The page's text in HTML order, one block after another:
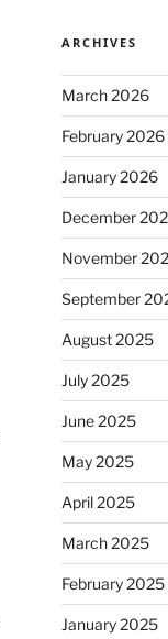
ARCHIVES
March 2026
February 2026
January 2026
December
November
September
August 2025
July 2025
June 2025
May 2025
April 2025
March 2025
February 2025
January 2025